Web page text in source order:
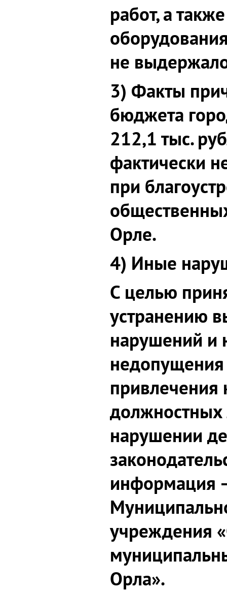
работ, а
не
3) Факты
бюджета
212,1 тыс.
фактически
при
Орле.
4) Иные
С целью
устранению
нарушений и
привлечения
нарушении
информация
учреждения
Орла».